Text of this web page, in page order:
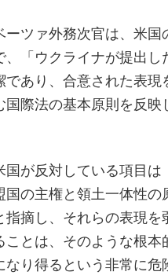
ーツァ外務次官は、米国
、「ウクライナが提出し
あり、合意された表現
国際法の基本原則を反映
国が反対している項目は
国の主権と領土一体性の
指摘し、それらの表現を
ことは、そのような根本
なり得るという非常に危